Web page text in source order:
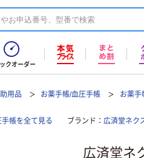
クオーダー
用品 お薬手帳/血圧手帳 お薬手
帳を全て見る ブランド 広済堂ネク
広済堂ネ